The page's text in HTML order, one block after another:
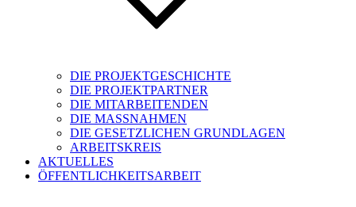
DIE PROJEKTGESCHICHTE
DIE PROJEKTPARTNER
DIE MITARBEITENDEN
DIE MASSNAHMEN
DIE GESETZLICHEN GRUNDLAGEN
ARBEITSKREIS
AKTUELLES
ÖFFENTLICHKEITSARBEIT